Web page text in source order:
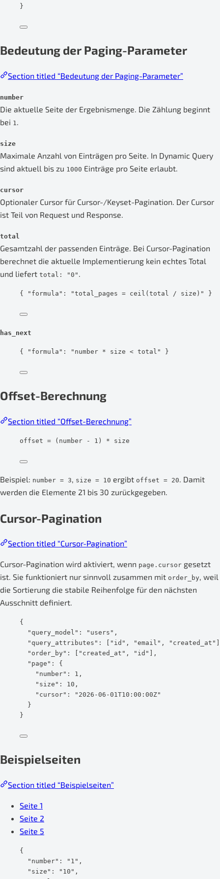
}
Bedeutung der Paging-Parameter
Section titled “Bedeutung der Paging-Parameter”
number
Die aktuelle Seite der Ergebnismenge. Die Zählung beginnt
bei 1 .
size
Maximale Anzahl von Einträgen pro Seite. In Dynamic Query
sind aktuell bis zu 1000 Einträge pro Seite erlaubt.
cursor
Optionaler Cursor für Cursor-/Keyset-Pagination. Der Cursor
ist Teil von Request und Response.
total
Gesamtzahl der passenden Einträge. Bei Cursor-Pagination
berechnet die aktuelle Implementierung kein echtes Total
und liefert total: "0" .
{ "formula" : "total_pages = ceil(total / size) " }
has_next
{ "formula" : " number * size < total " }
Offset-Berechnung
Section titled “Offset-Berechnung”
offset = (number - 1) * size
Beispiel: number = 3 size = 10 ergibt offset = 20
. Damit
werden die Elemente 21 bis 30 zurückgegeben.
Cursor-Pagination
Section titled “Cursor-Pagination”
Cursor-Pagination wird aktiviert, wenn page.cursor gesetzt
ist. Sie funktioniert nur sinnvoll zusammen mit order_by, weil
die Sortierung die stabile Reihenfolge für den nächsten
Ausschnitt definiert.
{
"query_model" : " users " ,
"query_attributes" : [ " id " , "email " , " created_at "
"order_by" : [ " created_at " , " id "
],
"page" : {
"number" : 1 ,
"size" : 10 ,
"cursor" : " 2026-06-01T10:00:00Z"
}
}
Beispielseiten
Section titled “Beispielseiten”
Seite 1
Seite 2
Seite 5
{
"number" : " 1 " ,
"size" : " 10 " ,